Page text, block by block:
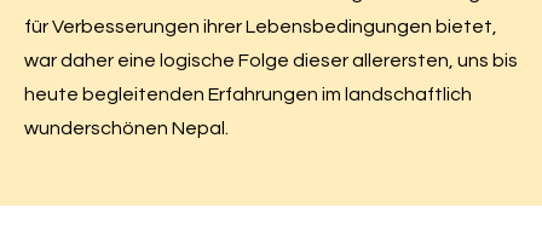
für Verbesserungen ihrer Lebensbedingungen bietet,
war daher eine logische Folge dieser allerersten, uns bis
heute begleitenden Erfahrungen im landschaftlich
wunderschönen Nepal.